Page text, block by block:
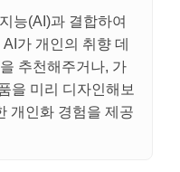
능(AI)과 결합하여
가 개인의 취향 데
추천해주거나, 가
을 미리 디자인해보
개인화 경험을 제공